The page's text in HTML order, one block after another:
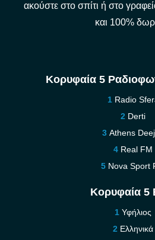
ακούστε στο σπίτι ή στο
και 100%
Κορυφαία 5
Radio
Derti
Athens
Real FM
Nova Sport
Κορυφαία 5
Υφήλιος
Ελληνικά